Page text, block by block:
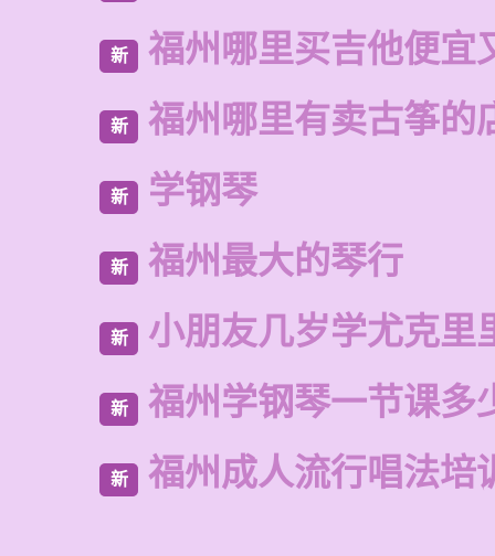
新 福州哪里买吉他便宜
新 福州哪里有卖古筝的
新 学钢琴
新 福州最大的琴行
新 小朋友几岁学尤克里
新 福州学钢琴一节课多
新 福州成人流行唱法培